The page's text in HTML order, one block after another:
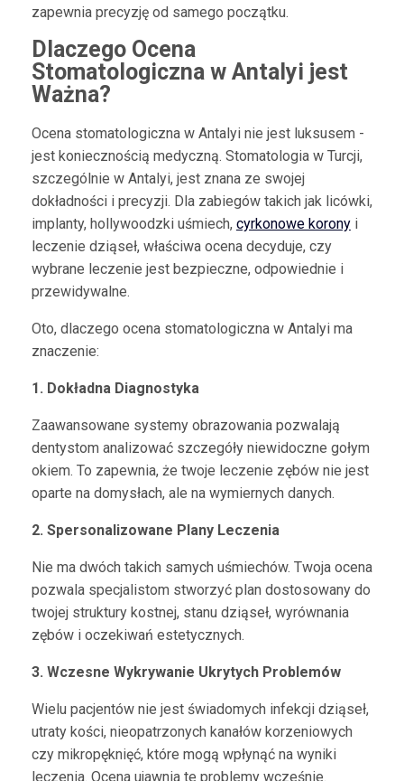
zapewnia precyzję od samego początku.
Dlaczego Ocena
Stomatologiczna w Antalyi jest
Ważna?
Ocena stomatologiczna w Antalyi nie jest luksusem -
jest koniecznością medyczną. Stomatologia w Turcji,
szczególnie w Antalyi, jest znana ze swojej
dokładności i precyzji. Dla zabiegów takich jak licówki,
implanty, hollywoodzki uśmiech, cyrkonowe koronyi
leczenie dziąseł, właściwa ocena decyduje, czy
wybrane leczenie jest bezpieczne, odpowiednie i
przewidywalne.
Oto, dlaczego ocena stomatologiczna w Antalyi ma
znaczenie:
1. Dokładna Diagnostyka
Zaawansowane systemy obrazowania pozwalają
dentystom analizować szczegóły niewidoczne gołym
okiem. To zapewnia, że twoje leczenie zębów nie jest
oparte na domysłach, ale na wymiernych danych.
2. Spersonalizowane Plany Leczenia
Nie ma dwóch takich samych uśmiechów. Twoja ocena
pozwala specjalistom stworzyć plan dostosowany do
twojej struktury kostnej, stanu dziąseł, wyrównania
zębów i oczekiwań estetycznych.
3. Wczesne Wykrywanie Ukrytych Problemów
Wielu pacjentów nie jest świadomych infekcji dziąseł,
utraty kości, nieopatrzonych kanałów korzeniowych
czy mikropęknięć, które mogą wpłynąć na wyniki
leczenia. Ocena ujawnia te problemy wcześnie.